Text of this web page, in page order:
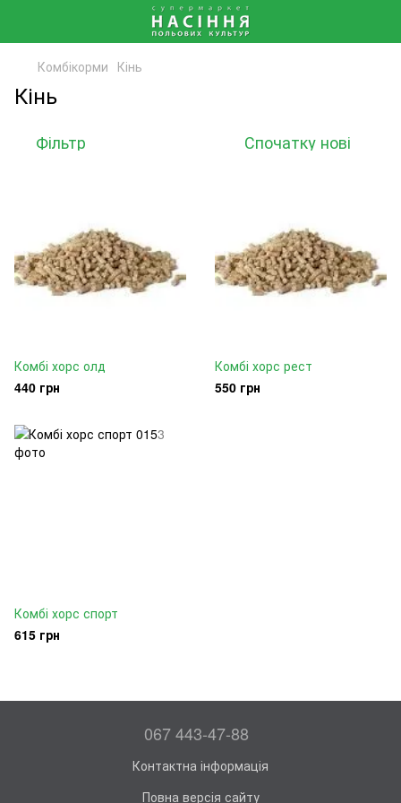
Комбікорми Кінь
Кінь
Фільтр Спочатку нові
Комбі хорс олд
440 грн
Комбі хорс рест
550 грн
Комбі хорс спорт
615 грн
067 443-47-88
Контактна інформація
Повна версія сайту